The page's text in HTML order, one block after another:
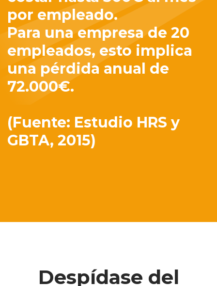
por empleado.
Para una empresa de 20
empleados, esto implica
una pérdida anual de
72.000€.
(Fuente: Estudio HRS y
GBTA, 2015)
Despídase del